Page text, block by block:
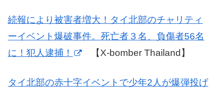
続報により被害者増大！タイ北部のチャリティ
ーイベント爆破事件。死亡者３名、負傷者56名
に！犯人逮捕！
【X-bomber Thailand】
タイ北部の赤十字イベントで少年2人が爆弾投げ